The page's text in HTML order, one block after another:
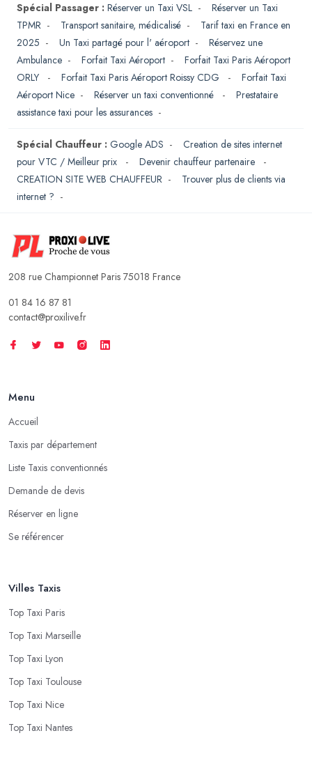
Spécial Passager : Réserver un Taxi VSL - Réserver un Taxi
TPMR - Transport sanitaire, médicalisé - Tarif taxi en France en
2025 - Un Taxi partagé pour l' aéroport - Réservez une
Ambulance - Forfait Taxi Aéroport - Forfait Taxi Paris Aéroport
ORLY
- Forfait Taxi Paris Aéroport Roissy CDG - Forfait Taxi
Aéroport Nice - Réserver un taxi conventionné - Prestataire
assistance taxi pour les assurances -
Spécial Chauffeur : Google ADS - Creation de sites internet
pour VTC / Meilleur prix
- Devenir chauffeur partenaire
-
CREATION SITE WEB CHAUFFEUR - Trouver plus de clients via
internet ? -
208 rue Championnet Paris 75018 France
01 84 16 87 81
contact@proxilive.fr
Menu
Accueil
Taxis par département
Liste Taxis conventionnés
Demande de devis
Réserver en ligne
Se référencer
Villes Taxis
Top Taxi Paris
Top Taxi Marseille
Top Taxi Lyon
Top Taxi Toulouse
Top Taxi Nice
Top Taxi Nantes